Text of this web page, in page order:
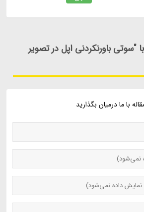
"سوتی باورنکردنی اپل در تصویر
با ما درمیان بگذارید